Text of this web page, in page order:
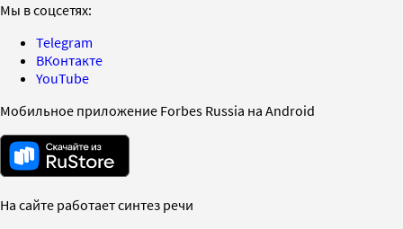
Мы в соцсетях:
Telegram
ВКонтакте
YouTube
Мобильное приложение Forbes Russia на Android
На сайте работает синтез речи